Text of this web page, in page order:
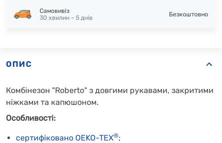
Самовивіз
30 хвилин – 5 днів
Безкоштовно
ОПИС
Комбінезон "Roberto" з довгими рукавами, закритими
ніжками та капюшоном.
Особливості:
сертифіковано OEKO-TEX®;